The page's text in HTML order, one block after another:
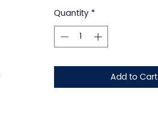
Quantity *
Add to Cart